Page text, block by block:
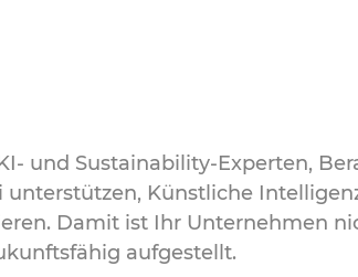
und Sustainability-Experten,
Künstliche
Damit ist Ihr Unternehmen
aufgestellt.